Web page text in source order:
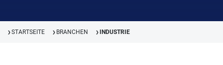
❯ STARTSEITE ❯ BRANCHEN ❯ INDUSTRIE